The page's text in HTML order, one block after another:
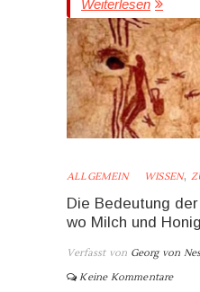
Weiterlesen
ALLGEMEIN WISSEN,
Die Bedeutung
wo Milch und
Verfasst von Georg von
Keine Kommentare